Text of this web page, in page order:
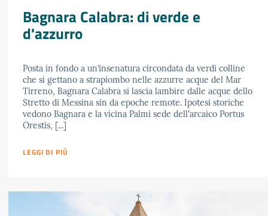
Bagnara Calabra: di verde e
d'azzurro
Posta in fondo a un’insenatura circondata da verdi colline
che si gettano a strapiombo nelle azzurre acque del Mar
Tirreno, Bagnara Calabra si lascia lambire dalle acque dello
Stretto di Messina sin da epoche remote. Ipotesi storiche
vedono Bagnara e la vicina Palmi sede dell'arcaico Portus
Orestis, [...]
LEGGI DI PIÙ